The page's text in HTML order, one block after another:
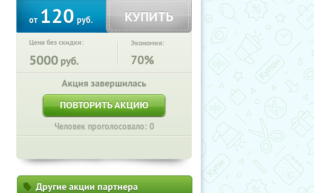
от120руб. КУПИТЬ
Цена без скидки:
5000 руб.
Экономия:
70%
Акция завершилась
ПОВТОРИТЬ АКЦИЮ
Человек проголосовало: 0
Другие акции партнера